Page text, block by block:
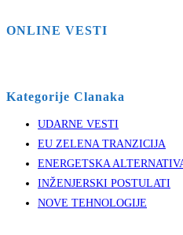
ONLINE VESTI
Kategorije Clanaka
UDARNE VESTI
EU ZELENA TRANZICIJA
ENERGETSKA
INŽENJERSKI POSTULATI
NOVE TEHNOLOGIJE